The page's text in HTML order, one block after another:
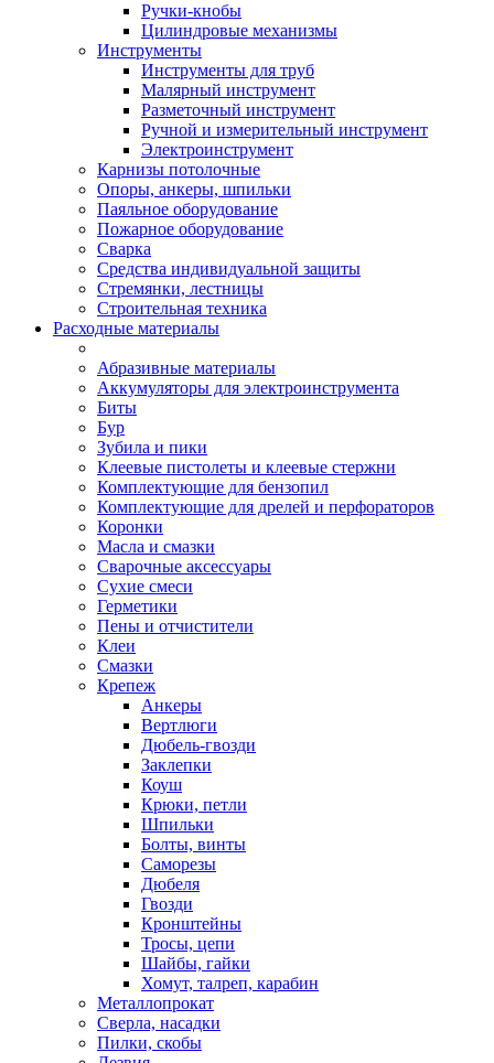
Ручки-кнобы
Цилиндровые механизмы
Инструменты
Инструменты для труб
Малярный инструмент
Разметочный инструмент
Ручной и измерительный инструмент
Электроинструмент
Карнизы потолочные
Опоры, анкеры, шпильки
Паяльное оборудование
Пожарное оборудование
Сварка
Средства индивидуальной защиты
Стремянки, лестницы
Строительная техника
Расходные материалы
Абразивные материалы
Аккумуляторы для электроинструмента
Биты
Бур
Зубила и пики
Клеевые пистолеты и клеевые стержни
Комплектующие для бензопил
Комплектующие для дрелей и перфораторов
Коронки
Масла и смазки
Сварочные аксессуары
Сухие смеси
Герметики
Пены и отчистители
Клеи
Смазки
Крепеж
Анкеры
Вертлюги
Дюбель-гвозди
Заклепки
Коуш
Крюки, петли
Шпильки
Болты, винты
Саморезы
Дюбеля
Гвозди
Кронштейны
Тросы, цепи
Шайбы, гайки
Хомут, талреп, карабин
Металлопрокат
Сверла, насадки
Пилки, скобы